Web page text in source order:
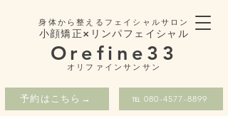
身体から整えるフェイシャルサロン
小顔矯正×リンパフェイシャル
Orefine33
​オリファインサンサン
予約はこちら→ ℡ 080-4577-8899